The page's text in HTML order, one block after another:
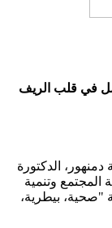
في قلب الريف
الدكتورة
المجتمع وتنمية
"صحية، بيطرية،